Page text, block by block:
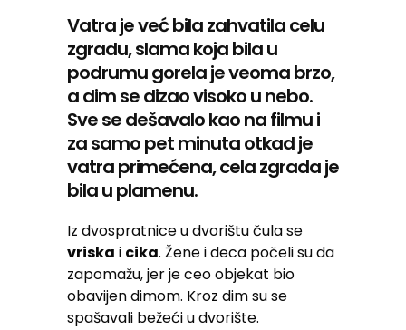
Vatra je već bila zahvatila celu
zgradu, slama koja bila u
podrumu gorela je veoma brzo,
a dim se dizao visoko u nebo.
Sve se dešavalo kao na filmu i
za samo pet minuta otkad je
vatra primećena, cela zgrada je
bila u plamenu.
Iz dvospratnice u dvorištu čula se
vriska i cika. Žene i deca počeli su da
zapomažu, jer je ceo objekat bio
obavijen dimom. Kroz dim su se
spašavali bežeći u dvorište.